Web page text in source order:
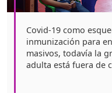
Covid-19 como
inmunización para
masivos, todavía la
adulta está fuera de